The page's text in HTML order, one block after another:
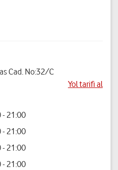
Cad. No:32/C
Yol tarifi al
- 21:00
- 21:00
- 21:00
- 21:00